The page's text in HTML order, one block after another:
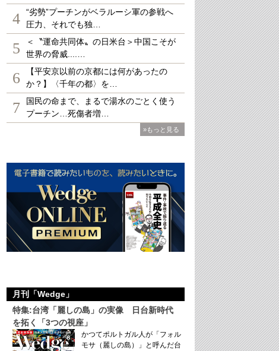
4
“劣勢”プーチンがベラルーシ軍の参戦へ
圧力、それでも独…
5
＜〝運命共同体〟の日米台＞中国こそが
世界の脅威....…
6
【平安京以前の京都には何があったの
か？】〈千年の都〉を…
7
国民の命まで、まるで湯水のごとく使う
プーチン…死傷者増…
»もっと見る
月刊「Wedge」
特集:台湾「麗しの島」の実像 日台新時代
を拓く「3つの視座」
かつてポルトガル人が「フォル
モサ（麗しの島）」と呼んだ台